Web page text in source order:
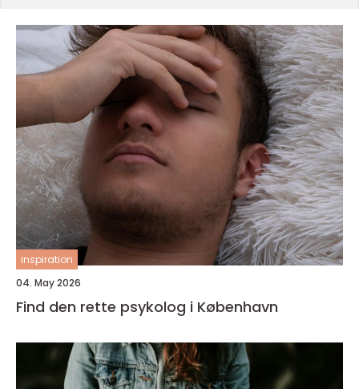
inspiration
04. May 2026
Find den rette psykolog i København